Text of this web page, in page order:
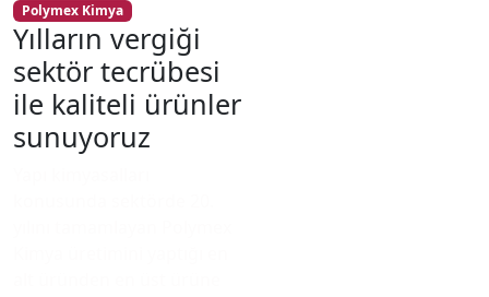
Polymex Kimya
Yılların vergiği
sektör tecrübesi
ile kaliteli ürünler
sunuyoruz